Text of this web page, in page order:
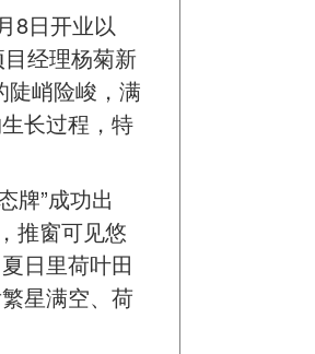
8日开业以
经理杨菊新
陡峭险峻，满
长过程，特
牌”成功出
推窗可见悠
日里荷叶田
星满空、荷